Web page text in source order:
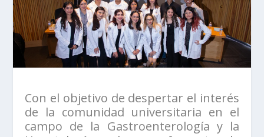
Con el objetivo de despertar el interés
de la comunidad universitaria en el
campo de la Gastroenterología y la